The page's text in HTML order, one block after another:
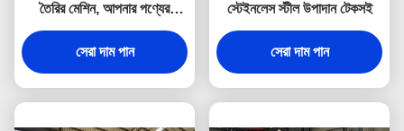
তৈরির মেশিন, আপনার পণ্যের
প্রয়োজনীয়তা মেটাতে
কাস্টমাইজযোগ্য ছাঁচ একটি মেশিনে
সেরা দাম পান
স্টেইনলেস স্টীল উপাদান টেকসই
সেরা দাম পান